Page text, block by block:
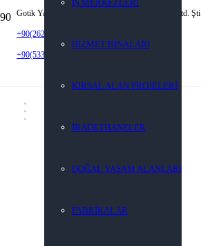
Gotik Yapı Mimarlık Mühendislik İnş. San. Tic. Ltd. Şti
+90(262) 452 92 22
+90(533) 923 59 05
İŞ MERKEZLERİ
HİZMET BİNALARI
KIRSAL ALAN PROJELERİ
İBADETHANELER
DOĞAL YAŞAM ALANLARI
FABRİKALAR